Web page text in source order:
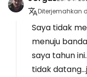
Diterjemahkan
Saya tidak
menuju
saya tahun
tidak